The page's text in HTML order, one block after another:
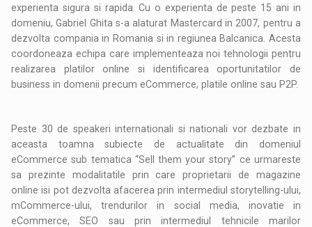
experienta sigura si rapida. Cu o experienta de peste 15 ani in
domeniu, Gabriel Ghita s-a alaturat Mastercard in 2007, pentru a
dezvolta compania in Romania si in regiunea Balcanica. Acesta
coordoneaza echipa care implementeaza noi tehnologii pentru
realizarea platilor online si identificarea oportunitatilor de
business in domenii precum eCommerce, platile online sau P2P.
Peste 30 de speakeri internationali si nationali vor dezbate in
aceasta toamna subiecte de actualitate din domeniul
eCommerce sub tematica “Sell them your story” ce urmareste
sa prezinte modalitatile prin care proprietarii de magazine
online isi pot dezvolta afacerea prin intermediul storytelling-ului,
mCommerce-ului, trendurilor in social media, inovatie in
eCommerce, SEO sau prin intermediul tehnicile marilor